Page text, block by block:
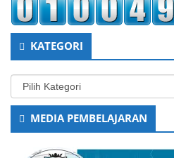
KATEGORI
Kategori
MEDIA PEMBELAJARAN